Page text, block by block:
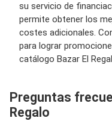
su servicio de
permite obtener los
costes adicionales.
para lograr
catálogo Bazar El
Preguntas
Regalo